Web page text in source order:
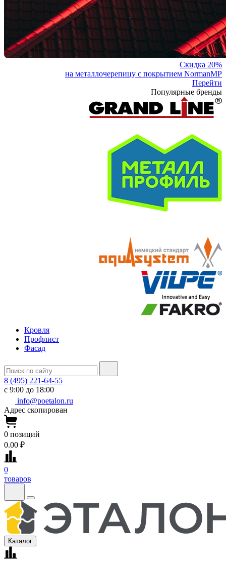
Скидка 20%
на металлочерепицу с покрытием NormanMP
Перейти
Популярные бренды
Кровля
Профлист
Фасад
8 (495) 221-64-55
с 9:00 до 18:00
info@poetalon.ru
Адрес скопирован
0 позиций
0.00 ₽
0
товаров
Каталог